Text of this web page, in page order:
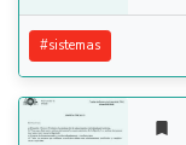
#sistemas
